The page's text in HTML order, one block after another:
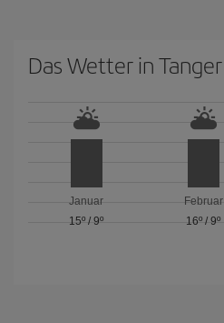
Das Wetter in Tanger
Januar
15º /9º
Februar
16º / 9º